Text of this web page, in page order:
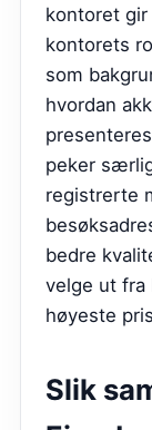
kontoret
kontorets
som
hvordan
peker
registrerte
bedre
velge ut fra
høyeste
Slik